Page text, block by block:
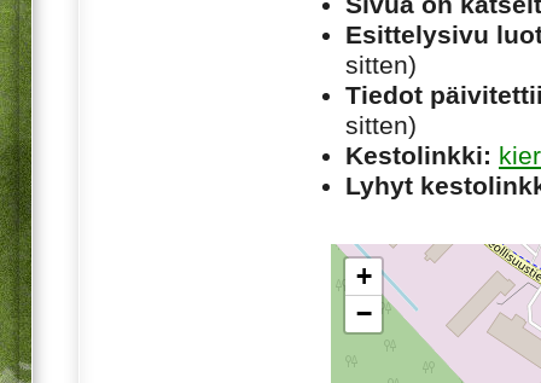
Esittelysivu
sitten)
Tiedot
sitten)
Kestolinkki:
Lyhyt
+
−